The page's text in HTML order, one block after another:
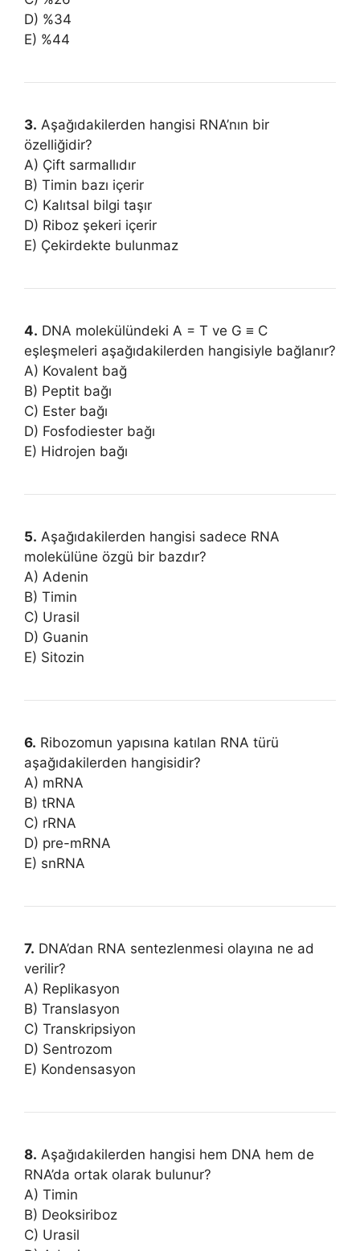
D) %34
E) %44
3. Aşağıdakilerden hangisi RNA’nın bir
özelliğidir?
A) Çift sarmallıdır
B) Timin bazı içerir
C) Kalıtsal bilgi taşır
D) Riboz şekeri içerir
E) Çekirdekte bulunmaz
4. DNA molekülündeki A = T ve G ≡ C
eşleşmeleri aşağıdakilerden hangisiyle bağlanır?
A) Kovalent bağ
B) Peptit bağı
C) Ester bağı
D) Fosfodiester bağı
E) Hidrojen bağı
5. Aşağıdakilerden hangisi sadece RNA
molekülüne özgü bir bazdır?
A) Adenin
B) Timin
C) Urasil
D) Guanin
E) Sitozin
6. Ribozomun yapısına katılan RNA türü
aşağıdakilerden hangisidir?
A) mRNA
B) tRNA
C) rRNA
D) pre-mRNA
E) snRNA
7. DNA’dan RNA sentezlenmesi olayına ne ad
verilir?
A) Replikasyon
B) Translasyon
C) Transkripsiyon
D) Sentrozom
E) Kondensasyon
8. Aşağıdakilerden hangisi hem DNA hem de
RNA’da ortak olarak bulunur?
A) Timin
B) Deoksiriboz
C) Urasil